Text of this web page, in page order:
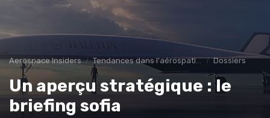
Aerospace Insiders Tendances dans l'aérospatial Dossiers
Un aperçu stratégique : le
briefing sofia